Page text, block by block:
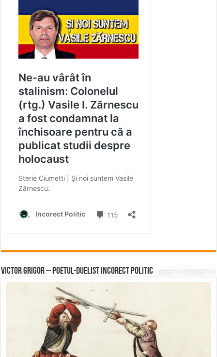
Victor Grigor – Poetul-Duelist Incorect Politic